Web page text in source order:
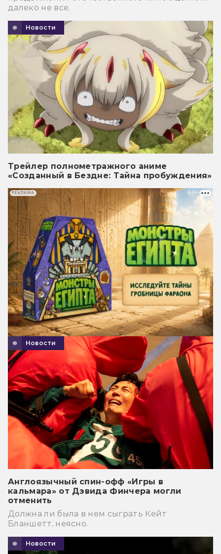
далеко не все.
Новости
Трейлер полнометражного аниме
«Созданный в Бездне: Тайна пробуждения»
Новости
Англоязычный спин-офф «Игры в
кальмара» от Дэвида Финчера могли
отменить
Должна ли была в нем сыграть Кейт
Бланшетт, неясно.
Новости
РЕКЛАМА